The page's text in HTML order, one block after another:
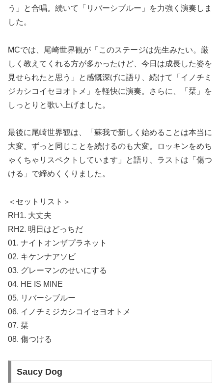
う」と合唱。続いて「リバーシブルー」を力強く演奏しま
した。
MCでは、尾崎世界観が「このステージは先生みたい。厳
しく教えてくれる方が多かったけど、今日は成長した姿を
見せられたと思う」と感慨深げに語り、続けて「イノチミ
ジカシコイセヨオトメ」を軽快に演奏。さらに、「栞」を
しっとりと歌い上げました。
最後に尾崎世界観は、「蘇我で新しく始めることは本当に
大変。ずっと同じことを続けるのも大変。ロッキンをめち
ゃくちゃリスペクトしています」と語り、ラストは「傷つ
ける」で締めくくりました。
＜セットリスト＞
RH1. 大丈夫
RH2. 明日はどっちだ
01. ナイトオンザプラネット
02. キケンナアソビ
03. グレーマンのせいにする
04. HE IS MINE
05. リバーシブルー
06. イノチミジカシコイセヨオトメ
07. 栞
08. 傷つける
Saucy Dog